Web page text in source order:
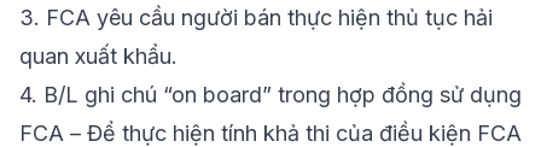
3. FCA yêu cầu người bán thực hiện thủ tục hải
quan xuất khẩu.
4. B/L ghi chú “on board” trong hợp đồng sử dụng
FCA – Để thực hiện tính khả thi của điều kiện FCA